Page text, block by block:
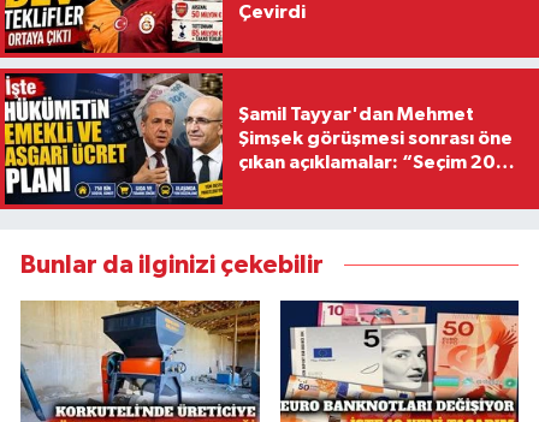
Çevirdi
Şamil Tayyar'dan Mehmet
Şimşek görüşmesi sonrası öne
çıkan açıklamalar: “Seçim 2028
Bunlar da ilginizi çekebilir